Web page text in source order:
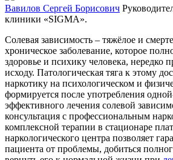
Вавилов Сергей Борисович
клиники «SIGMA».
Солевая зависимость – тяжёлое и
хроническое заболевание, которое
здоровье и психику человека, нередко
исходу. Патологическая тяга к этому
наркотику на психологическом и
формируется после употребления
эффективного лечения солевой
консультация с профессиональным
комплексной терапии в стационаре
наркологического центра позволяет
пациента от проблемы, добиться